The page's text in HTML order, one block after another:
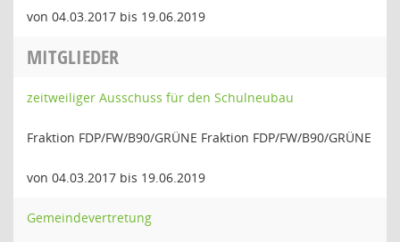
von 04.03.2017 bis 19.06.2019
MITGLIEDER
zeitweiliger Ausschuss für den Schulneubau
Fraktion FDP/FW/B90/GRÜNE Fraktion FDP/FW/B90/GRÜNE
von 04.03.2017 bis 19.06.2019
Gemeindevertretung